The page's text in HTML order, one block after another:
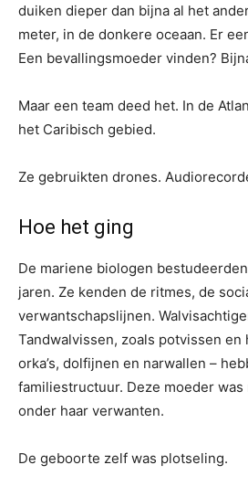
duiken dieper dan bijna al het
meter, in de donkere oceaan. Er
Een bevallingsmoeder vinden?
Maar een team deed het. In de
het Caribisch gebied.
Ze gebruikten drones.
Hoe het ging
De mariene biologen
jaren. Ze kenden de ritmes, de
verwantschapslijnen.
Tandwalvissen, zoals potvissen en
orka’s, dolfijnen en narwallen –
familiestructuur. Deze moeder
onder haar verwanten.
De geboorte zelf was plotseling.